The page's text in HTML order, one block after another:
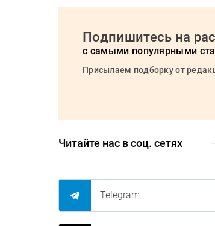
Подпишитесь на
с самыми популярными
Присылаем подборку от
Читайте нас в соц. сетях
Telegram